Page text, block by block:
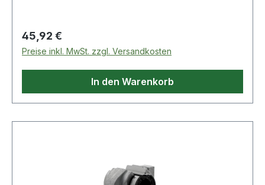
Regulärer Preis:
45,92 €
Preise inkl. MwSt. zzgl. Versandkosten
In den Warenkorb